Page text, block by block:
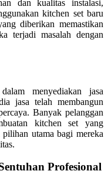
dan kualitas instalasi,
kitchen set baru
diberikan memastikan
terjadi masalah dengan
menyediakan jasa
jasa telah membangun
Banyak pelanggan
kitchen set yang
utama bagi mereka
Profesional